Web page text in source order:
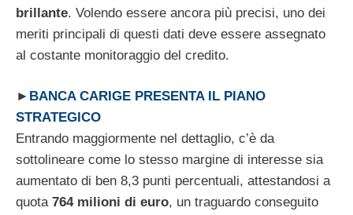
brillante. Volendo essere ancora più precisi, uno dei
meriti principali di questi dati deve essere assegnato
al costante monitoraggio del credito.
► BANCA CARIGE PRESENTA IL PIANO
STRATEGICO
Entrando maggiormente nel dettaglio, c’è da
sottolineare come lo stesso margine di interesse sia
aumentato di ben 8,3 punti percentuali, attestandosi a
quota 764 milioni di euro, un traguardo conseguito